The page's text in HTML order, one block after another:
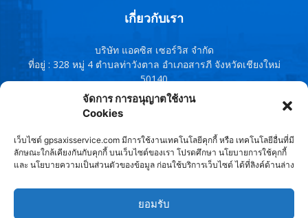
จัดการ การอนุญาตใช้งาน
Cookies
เว็บไซต์ gpsaxisservice.com มีการใช้งานเทคโนโลยีคุกกี้ หรือ เทคโนโลยีอื่นที่มี
ลักษณะใกล้เคียงกันกับคุกกี้ บนเว็บไซต์ของเรา โปรดศึกษา นโยบายการใช้คุกกี้
และ นโยบายความเป็นส่วนตัวของข้อมูล ก่อนใช้บริการเว็บไซต์ ได้ที่ลิงค์ด้านล่าง
ยอมรับ
เกี่ยวกับเรา
บริษัท แอคซิส เซอร์วิส จำกัด
ที่อยู่ : 328 หมู่ 4 ตำบลท่าวังตาล อำเภอสารภี จังหวัดเชียงใหม่
50140
โทรศัพท์ : 091-0759380 , 095-1343588,091-8544167, 053-
960802
Line ID : @axisservice
ติดต่อเรา:axisservice2010@gmail.com
ติดตามเรา